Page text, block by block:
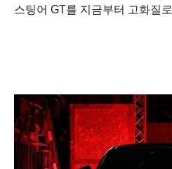
스팅어 GT를 지금부터 고화질